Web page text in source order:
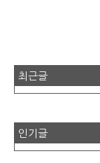
최근글
인기글